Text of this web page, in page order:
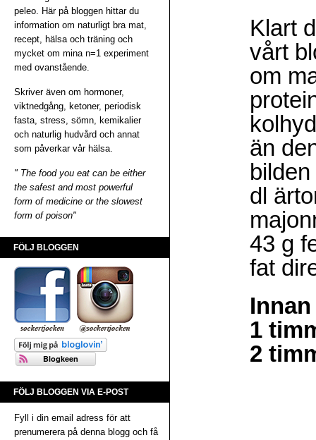
peleo. Här på bloggen hittar du
information om naturligt bra mat,
recept, hälsa och träning och
mycket om mina n=1 experiment
med ovanstående.
Skriver även om hormoner,
viktnedgång, ketoner, periodisk
fasta, stress, sömn, kemikalier
och naturlig hudvård och annat
som påverkar vår hälsa.
" The food you eat can be either
the safest and most powerful
form of medicine or the slowest
form of poison"
FÖLJ BLOGGEN
FÖLJ BLOGGEN VIA E-POST
Fyll i din email adress för att
prenumerera på denna blogg och få
Klart
vårt
om
än
dl
43 g
fat
1
2